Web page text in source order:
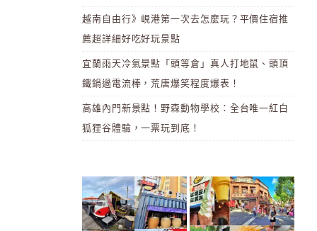
越南自由行》峴港第一次去怎麼玩？平價住宿推
薦超詳細好吃好玩景點
宜蘭雨天冷氣景點「頭等倉」真人打地鼠、頭頂
鐵鍋過電流棒，荒唐爆笑程度爆表！
高雄內門新景點！野森動物學校：全台唯一紅白
狐狸谷體驗，一票玩到底！